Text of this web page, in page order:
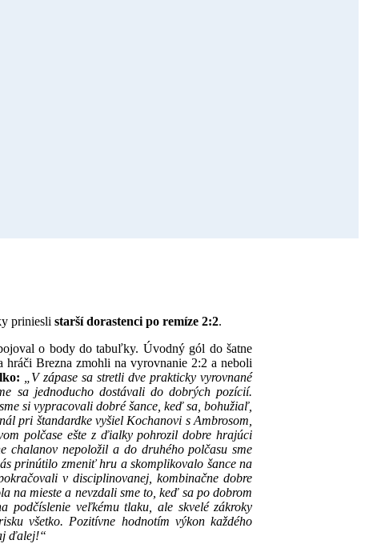
priniesli starší dorastenci po remíze 2:2.
o body do tabuľky. Úvodný gól do šatne
hráči Brezna zmohli na vyrovnanie 2:2 a neboli
„V zápase sa stretli dve prakticky vyrovnané
sa jednoducho dostávali do dobrých pozícií.
si vypracovali dobré šance, keď sa, bohužiaľ,
pri štandardke vyšiel Kochanovi s Ambrosom,
polčase ešte z ďialky pohrozil dobre hrajúci
chalanov nepoložil a do druhého polčasu sme
prinútilo zmeniť hru a skomplikovalo šance na
v disciplinovanej, kombinačne dobre
na mieste a nevzdali sme to, keď sa po dobrom
veľkému tlaku, ale skvelé zákroky
všetko. Pozitívne hodnotím výkon každého
ďalej!“